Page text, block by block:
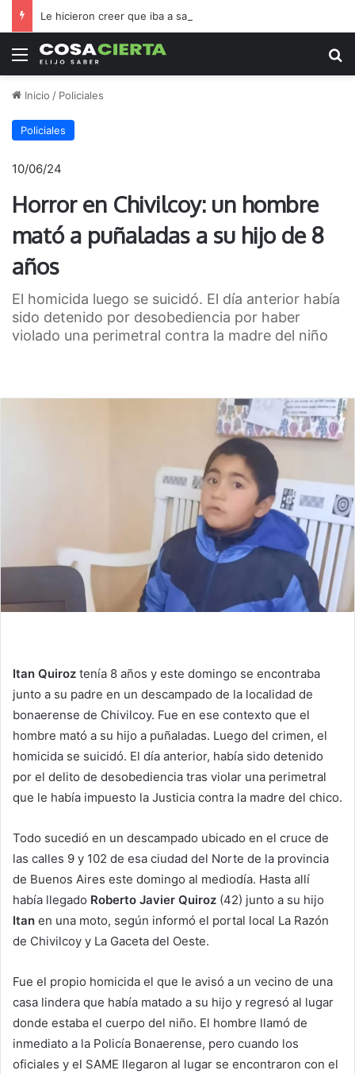
Menú
Inicio / Policiales
Policiales
10/06/24
Horror en Chivilcoy: un hombre
mató a puñaladas a su hijo de 8
años
El homicida luego se suicidó. El día anterior había
sido detenido por desobediencia por haber
violado una perimetral contra la madre del niño
Itan Quiroz tenía 8 años y este domingo se encontraba
junto a su padre en un descampado de la localidad de
bonaerense de Chivilcoy. Fue en ese contexto que el
hombre mató a su hijo a puñaladas. Luego del crimen, el
homicida se suicidó. El día anterior, había sido detenido
por el delito de desobediencia tras violar una perimetral
que le había impuesto la Justicia contra la madre del chico.
Todo sucedió en un descampado ubicado en el cruce de
las calles 9 y 102 de esa ciudad del Norte de la provincia
de Buenos Aires este domingo al mediodía. Hasta allí
había llegado Roberto Javier Quiroz (42) junto a su hijo
Itan en una moto, según informó el portal local La Razón
de Chivilcoy y La Gaceta del Oeste.
Fue el propio homicida el que le avisó a un vecino de una
casa lindera que había matado a su hijo y regresó al lugar
donde estaba el cuerpo del niño. El hombre llamó de
inmediato a la Policía Bonaerense, pero cuando los
oficiales y el SAME llegaron al lugar se encontraron con el